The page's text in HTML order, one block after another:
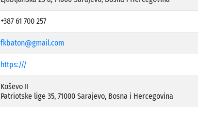
+387 61 700 257
fkbaton@gmail.com
https:///
Koševo II
Patriotske lige 35, 71000 Sarajevo, Bosna i Hercegovina